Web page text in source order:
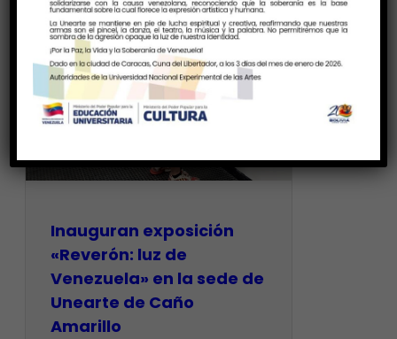
Inauguran exposición
«Reverón: luz de
Venezuela» en la sede de
Unearte de Caño
Amarillo